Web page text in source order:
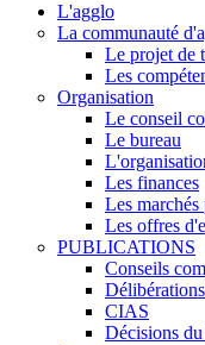
L'agglo
La communauté
Le projet de
Les
Organisation
Le conseil
Le bureau
Les finances
Les marchés
Les offres
PUBLICATIONS
Conseils
CIAS
Décisions